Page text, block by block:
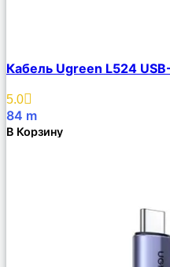
Описание
Избранное
Кабель Ugreen L524
5.0
84 m
В Корзину